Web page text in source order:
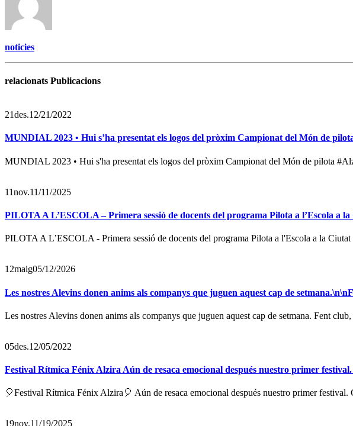
noticies
relacionats Publicacions
21des.12/21/2022
MUNDIAL 2023 • Hui s’ha presentat els logos del pròxim Campionat del Món de
MUNDIAL 2023 • Hui s'ha presentat els logos del pròxim Campionat del Món de pilota
11nov.11/11/2025
PILOTA A L’ESCOLA – Primera sessió de docents del programa Pilota a l’Escola a
PILOTA A L’ESCOLA - Primera sessió de docents del programa Pilota a l'Escola a la Ciutat
12maig05/12/2026
Les nostres Alevins donen anims als companys que juguen aquest cap de
Les nostres Alevins donen anims als companys que juguen aquest cap de setmana. Fent
05des.12/05/2022
Festival Rítmica Fénix Alzira Aún de resaca emocional después nuestro primer
🎈Festival Rítmica Fénix Alzira🎈 Aún de resaca emocional después nuestro primer festival.
19nov.11/19/2025